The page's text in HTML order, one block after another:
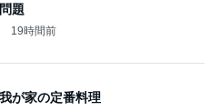
題
19時間前
が家の定番料理